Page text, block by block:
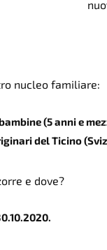
nucleo familiare:
(5 anni e
del Ticino
e dove?